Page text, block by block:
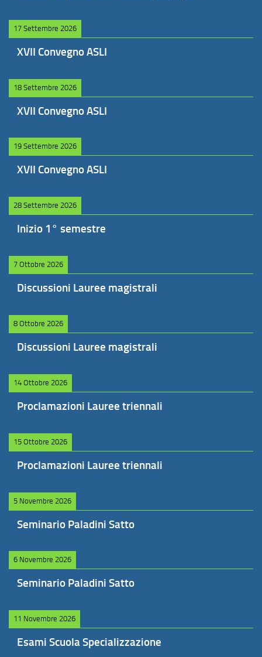
17 Settembre 2026
XVII Convegno ASLI
18 Settembre 2026
XVII Convegno ASLI
19 Settembre 2026
XVII Convegno ASLI
28 Settembre 2026
Inizio 1° semestre
7 Ottobre 2026
Discussioni Lauree magistrali
8 Ottobre 2026
Discussioni Lauree magistrali
14 Ottobre 2026
Proclamazioni Lauree triennali
15 Ottobre 2026
Proclamazioni Lauree triennali
5 Novembre 2026
Seminario Paladini Satto
6 Novembre 2026
Seminario Paladini Satto
11 Novembre 2026
Esami Scuola Specializzazione